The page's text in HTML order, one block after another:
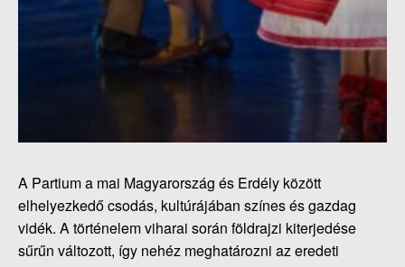
A Partium a mai Magyarország és Erdély között
elhelyezkedő csodás, kultúrájában színes és gazdag
vidék. A történelem viharai során földrajzi kiterjedése
sűrűn változott, így nehéz meghatározni az eredeti